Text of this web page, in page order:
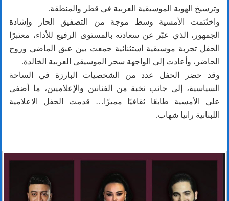
وترسيخ الهوية الموسيقية العربية في قطر والمنطقة.
واختُتمت الأمسية وسط موجة من التصفيق الحار وإشادة
الجمهور، الذي عبّر عن سعادته بالمستوى الرفيع للأداء، معتبرًا
الحفل تجربة موسيقية استثنائية جمعت بين عبق الماضي وروح
الحاضر، وأعادت إلى الواجهة سحر الموسيقى العربية الخالدة.
وقد حضر الحفل عدد من الشخصيات البارزة في الساحة
السياسية، إلى جانب نخبة من الفنانين والإعلاميين، ما أضفى
على الأمسية طابعًا ثقافيًا مميزًا… قدمت الحفل الاعلامية
اللبنانية رانيا شهاب.